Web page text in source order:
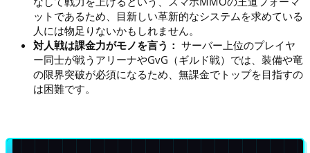
ットであるため、目新しい革新的なシステムを求めている
人には物足りないかもしれません。
対人戦は課金力がモノを言う： サーバー上位のプレイヤ
ー同士が戦うアリーナやGvG（ギルド戦）では、装備や竜
の限界突破が必須になるため、無課金でトップを目指すの
は困難です。